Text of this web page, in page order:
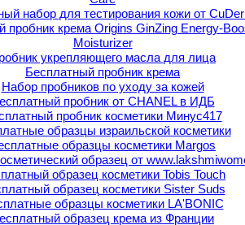
набор для тестирования кожи от
пробник крема Origins GinZing Energy-
Moisturizer
укрепляющего масла для лица
Бесплатный пробник крема
Набор пробников по уходу за кожей
пробник от CHANEL в ИДБ
пробник косметики Минус417
образцы израильской косметики
образцы косметики Margos
образец от
образец косметики Tobis Touch
образец косметики Sister Suds
образцы косметики LA'BONIC
образец крема из Франции